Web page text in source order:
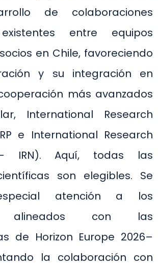
de colaboraciones
entre equipos
en Chile, favoreciendo
y su integración en
más avanzados
International Research
e International Research
IRN). Aquí, todas las
son elegibles. Se
atención a los
alineados con las
de Horizon Europe 2026–
la colaboración con